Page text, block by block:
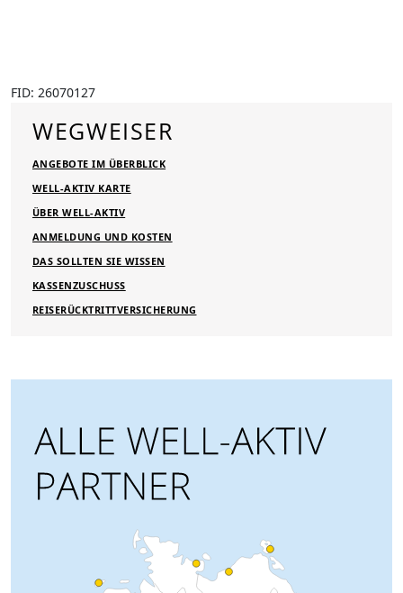
FID: 26070127
WEGWEISER
ANGEBOTE IM ÜBERBLICK
WELL-AKTIV KARTE
ÜBER WELL-AKTIV
ANMELDUNG UND KOSTEN
DAS SOLLTEN SIE WISSEN
KASSENZUSCHUSS
REISERÜCKTRITTVERSICHERUNG